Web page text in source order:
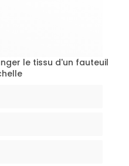
le tissu d'un fauteuil